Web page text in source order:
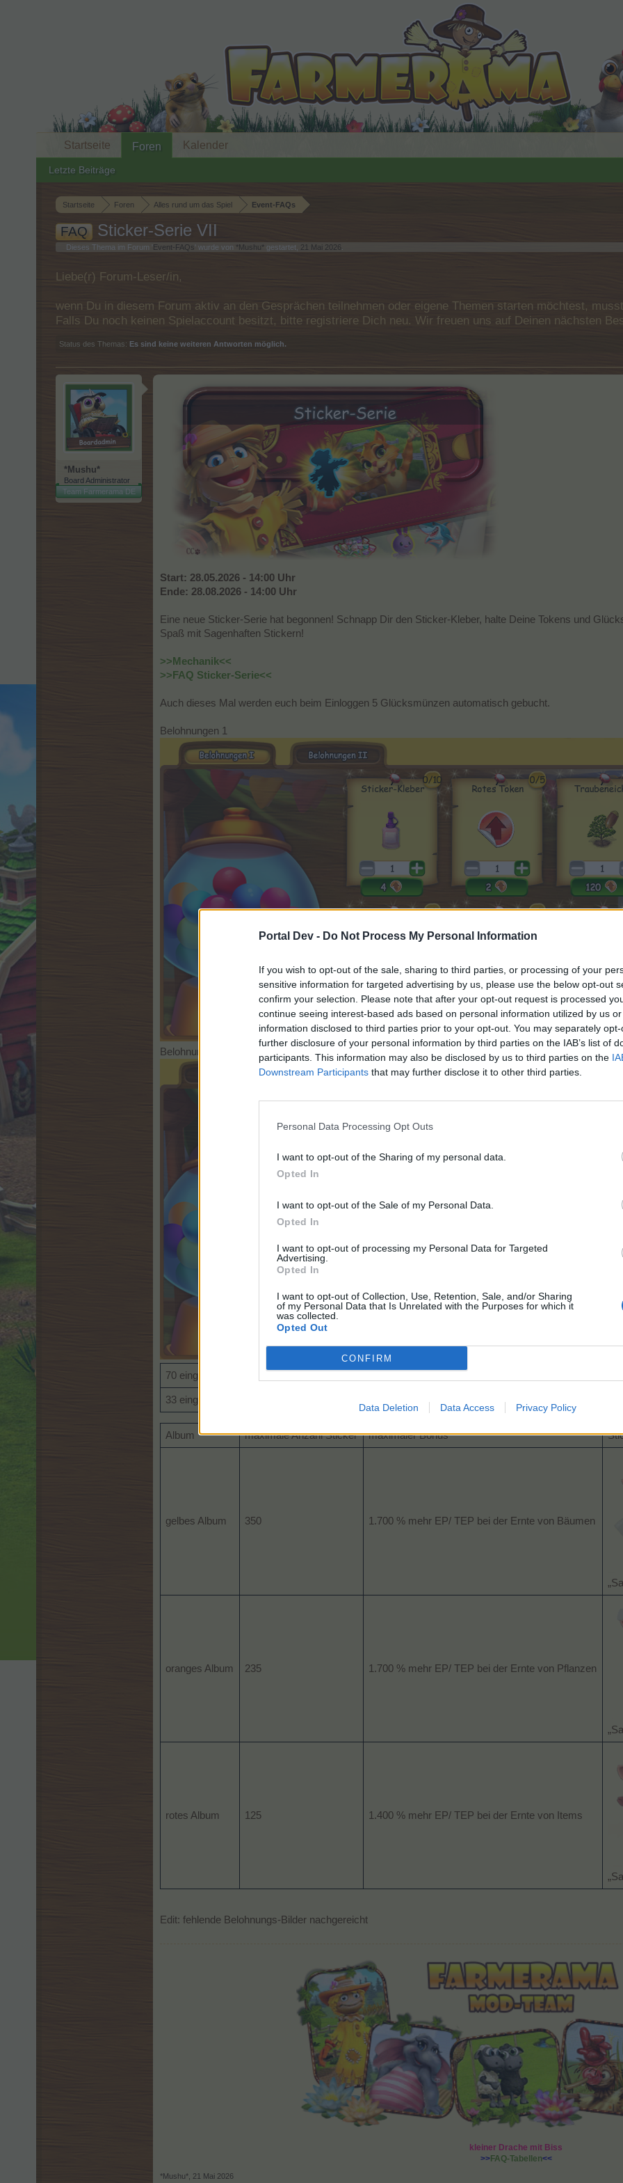
Portal Dev - Do Not Process My Personal Information
If you wish to opt-out of the sale, sharing to third parties, or processing of your
sensitive information for targeted advertising by us, please use the below opt-out
confirm your selection. Please note that after your opt-out request is processed
continue seeing interest-based ads based on personal information utilized by us
information disclosed to third parties prior to your opt-out. You may separately
further disclosure of your personal information by third parties on the IAB’s list of
participants. This information may also be disclosed by us to third parties on the
Downstream Participants that may further disclose it to other third parties.
Personal Data Processing Opt Outs
I want to opt-out of the Sharing of my personal data.
Opted In
I want to opt-out of the Sale of my Personal Data.
Opted In
I want to opt-out of processing my Personal Data for Targeted
Advertising.
Opted In
I want to opt-out of Collection, Use, Retention, Sale, and/or Sharing
of my Personal Data that Is Unrelated with the Purposes for which it
was collected.
Opted Out
CONFIRM
Data Deletion Data Access Privacy Policy
Startseite Foren Alles rund um das Spiel Event-FAQs
FAQ Sticker-Serie VII
Dieses Thema im Forum ' Event-FAQs ' wurde von *Mushu* gestartet, 21 Mai 2026
Liebe(r) Forum-Leser/in,
wenn Du in diesem Forum aktiv an den Gesprächen teilnehmen oder eigene Themen starten möchtest,
Falls Du noch keinen Spielaccount besitzt, bitte registriere Dich neu. Wir freuen uns auf Deinen nächsten
Status des Themas: Es sind keine weiteren Antworten möglich.
*Mushu*
Board Administrator
Team Farmerama DE
Start: 28.05.2026 - 14:00 Uhr
Ende: 28.08.2026 - 14:00 Uhr
Eine neue Sticker-Serie hat begonnen! Schnapp Dir den Sticker-Kleber, halte Deine Tokens und
Spaß mit Sagenhaften Stickern!
>>Mechanik<<
>>FAQ Sticker-Serie<<
Auch dieses Mal werden euch beim Einloggen 5 Glücksmünzen automatisch gebucht.
Belohnungen 1
Belohnungen 2
70 eingeklebte gelbe Sticker
33 eingeklebte orangene Sticker Freischaltung Sticker-Album Rot
Album maximale Anzahl Sticker maximaler Bonus
gelbes Album 350 1.700 % mehr EP/ TEP bei der Ernte von Bäumen
oranges Album 235 1.700 % mehr EP/ TEP bei der Ernte von Pflanzen
rotes Album 125 1.400 % mehr EP/ TEP bei der Ernte von Items
Edit: fehlende Belohnungs-Bilder nachgereicht
kleiner Drache mit Biss
>>FAQ-Tabellen<<
*Mushu* 21 Mai 2026
Startseite Foren
Letzte Beiträge
Kalender